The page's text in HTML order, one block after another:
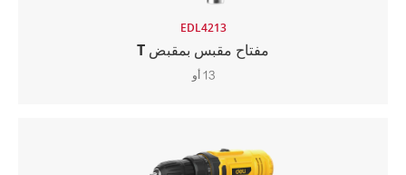
EDL4213
مفتاح مقبس بمقبض T
13 أو